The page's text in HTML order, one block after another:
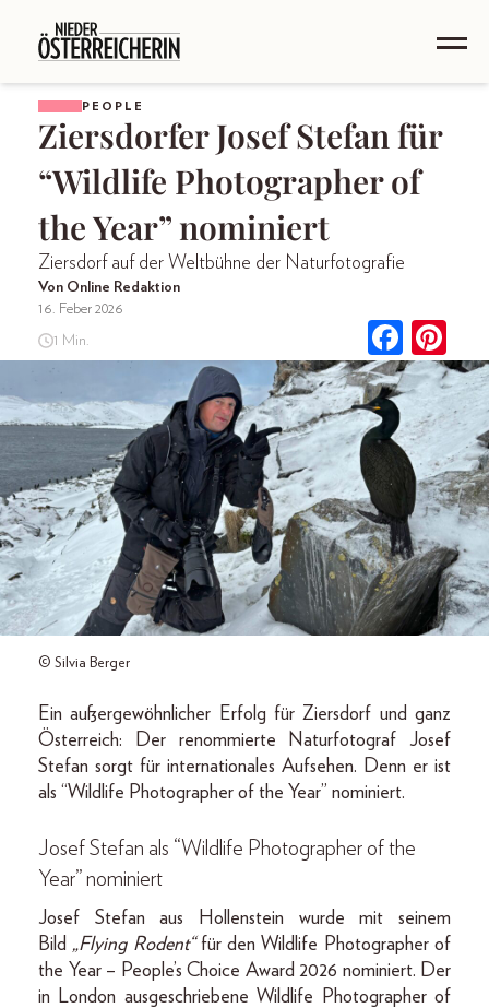
PEOPLE
Ziersdorfer Josef Stefan für
“Wildlife Photographer of
the Year” nominiert
Ziersdorf auf der Weltbühne der Naturfotografie
Von Online Redaktion
16. Feber 2026
1 Min.
© Silvia Berger
Ein außergewöhnlicher Erfolg für Ziersdorf und ganz
Österreich: Der renommierte Naturfotograf Josef
Stefan sorgt für internationales Aufsehen. Denn er ist
als “Wildlife Photographer of the Year” nominiert.
Josef Stefan als “Wildlife Photographer of the
Year” nominiert
Josef Stefan aus Hollenstein wurde mit seinem
Bild „Flying Rodent“für den Wildlife Photographer of
the Year – People’s Choice Award 2026 nominiert. Der
in London ausgeschriebene Wildlife Photographer of